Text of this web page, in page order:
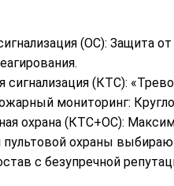
(ОС): Защита
сигнализация (КТС):
мониторинг:
охрана (КТС+ОС):
пультовой охраны
с безупречной